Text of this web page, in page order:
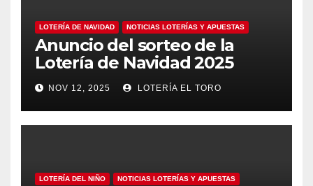
LOTERÍA DE NAVIDAD NOTICIAS LOTERÍAS Y APUESTAS
Anuncio del sorteo de la
Lotería de Navidad 2025
NOV 12, 2025 LOTERÍA EL TORO
LOTERÍA DEL NIÑO NOTICIAS LOTERÍAS Y APUESTAS